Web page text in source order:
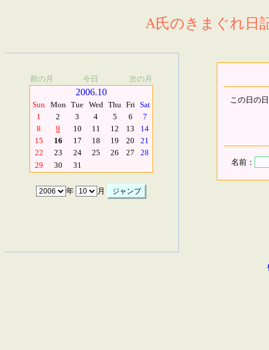
A氏のきまぐれ日
前の月 今日 次の月
2006.10
Sun Mon Tue Wed Thu Fri Sat
1
2 3 4 5 6
7
8
9 10 11 12 13
14
15
16 17 18 19 20
21
22
23 24 25 26 27
28
29
30 31
年 月
この日の
名前：